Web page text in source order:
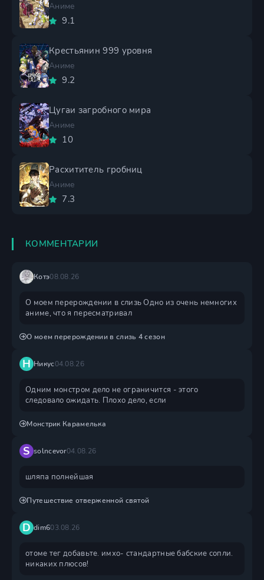
Аниме
9.1
Крестьянин 999 уровня
Аниме
9.2
Цугаи загробного мира
Аниме
10
Расхититель гробниц
Аниме
7.3
КОММЕНТАРИИ
Котэ08.08.26
О моем перерождении в слизь Одно из очень немногих
аниме, что я пересматривал
О моем перерождении в слизь 4 сезон
Н Никус04.08.26
Одним монстром дело не ограничится - этого
следовало ожидать. Плохо дело, если
Монстрик Карамелька
S solncevor04.08.26
шляпа полнейшая
Путешествие отверженной святой
D dim603.08.26
отоме тег добавьте. имхо- стандартные бабские сопли.
никаких плюсов!